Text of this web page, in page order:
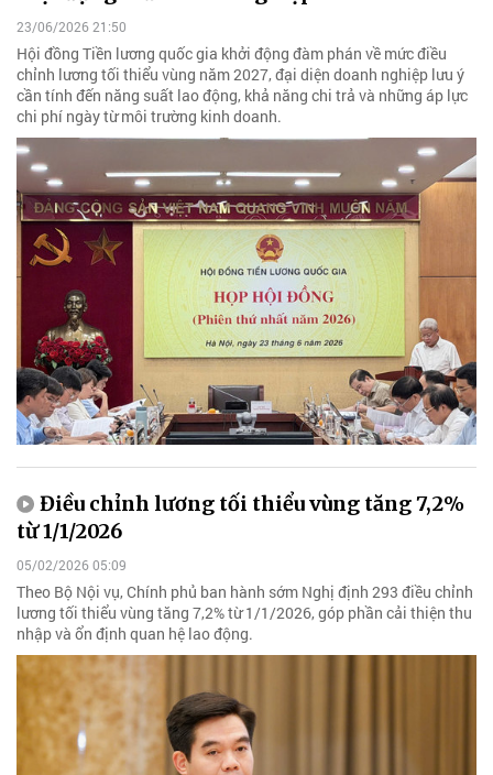
23/06/2026 21:50
Hội đồng Tiền lương quốc gia khởi động đàm phán về mức điều
chỉnh lương tối thiểu vùng năm 2027, đại diện doanh nghiệp lưu ý
cần tính đến năng suất lao động, khả năng chi trả và những áp lực
chi phí ngày từ môi trường kinh doanh.
Điều chỉnh lương tối thiểu vùng tăng 7,2%
từ 1/1/2026
05/02/2026 05:09
Theo Bộ Nội vụ, Chính phủ ban hành sớm Nghị định 293 điều chỉnh
lương tối thiểu vùng tăng 7,2% từ 1/1/2026, góp phần cải thiện thu
nhập và ổn định quan hệ lao động.